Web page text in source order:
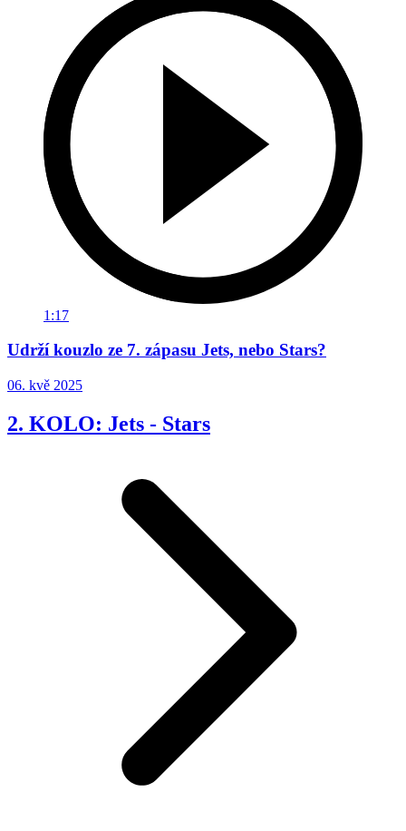
1:17
Udrží kouzlo ze 7. zápasu Jets, nebo Stars?
06. kvě 2025
2. KOLO: Jets - Stars